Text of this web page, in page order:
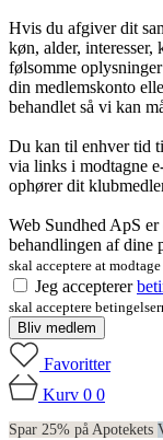
Hvis du afgiver dit
køn, alder,
følsomme
din medlemskonto
behandlet så vi kan
Du kan til enhver tid
via links i modtagne
ophører dit
Web Sundhed ApS
behandlingen af dine
skal acceptere at
Jeg accepterer
skal acceptere
Bliv medlem
Favoritter
Kurv 0 0
Spar 25% på Apotekets